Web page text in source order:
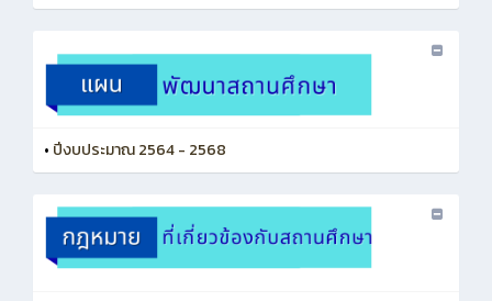
• ปีงบประมาณ 2564 - 2568